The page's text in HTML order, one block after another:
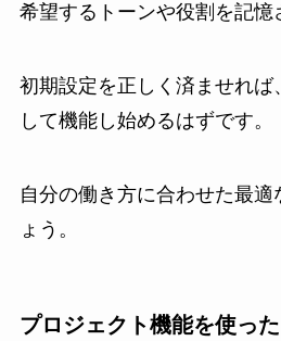
希望するトーンや役割を記憶
初期設定を正しく済ませれば
して機能し始めるはずです。
自分の働き方に合わせた最適
ょう。
プロジェクト機能を使っ